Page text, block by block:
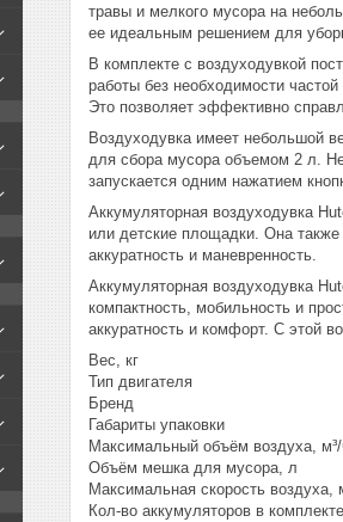
травы и мелкого мусора на
ее идеальным решением для
В комплекте с воздуходувкой
работы без необходимости
Это позволяет эффективно
Воздуходувка имеет небольшой
для сбора мусора объемом 2 л.
запускается одним нажатием
Аккумуляторная воздуходувка
или детские площадки. Она также
аккуратность и маневренность.
Аккумуляторная воздуходувка
компактность, мобильность и
аккуратность и комфорт. С этой
Вес, кг
Тип двигателя
Бренд
Габариты упаковки
Максимальный объём
Объём мешка для
Максимальная скорость
Кол-во аккумуляторов в